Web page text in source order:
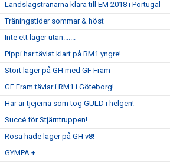
Landslagstränarna klara till EM 2018 i Portugal
Träningstider sommar & höst
Inte ett läger utan.......
Pippi har tävlat klart på RM1 yngre!
Stort läger på GH med GF Fram
GF Fram tävlar i RM1 i Göteborg!
Här är tjejerna som tog GULD i helgen!
Succé för Stjärntruppen!
Rosa hade läger på GH v8!
GYMPA +